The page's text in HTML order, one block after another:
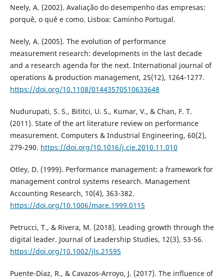
Neely, A. (2002). Avaliação do desempenho das empresas:
porquê, o quê e como. Lisboa: Caminho Portugal.
Neely, A. (2005). The evolution of performance
measurement research: developments in the last decade
and a research agenda for the next. International journal of
operations & production management, 25(12), 1264-1277.
https://doi.org/10.1108/01443570510633648
Nudurupati, S. S., Bititci, U. S., Kumar, V., & Chan, F. T.
(2011). State of the art literature review on performance
measurement. Computers & Industrial Engineering, 60(2),
279-290. https://doi.org/10.1016/j.cie.2010.11.010
Otley, D. (1999). Performance management: a framework for
management control systems research. Management
Accounting Research, 10(4), 363-382.
https://doi.org/10.1006/mare.1999.0115
Petrucci, T., & Rivera, M. (2018). Leading growth through the
digital leader. Journal of Leadership Studies, 12(3), 53-56.
https://doi.org/10.1002/jls.21595
Puente-Díaz, R., & Cavazos-Arroyo, J. (2017). The influence of